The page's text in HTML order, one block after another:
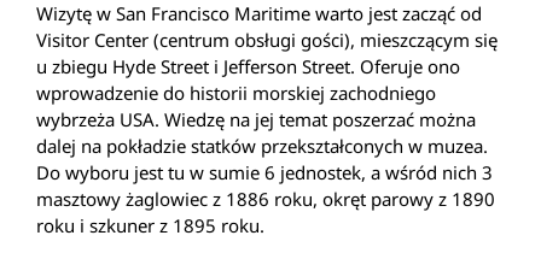
Wizytę w San Francisco Maritime warto jest zacząć od
Visitor Center (centrum obsługi gości), mieszczącym się
u zbiegu Hyde Street i Jefferson Street. Oferuje ono
wprowadzenie do historii morskiej zachodniego
wybrzeża USA. Wiedzę na jej temat poszerzać można
dalej na pokładzie statków przekształconych w muzea.
Do wyboru jest tu w sumie 6 jednostek, a wśród nich 3
masztowy żaglowiec z 1886 roku, okręt parowy z 1890
roku i szkuner z 1895 roku.